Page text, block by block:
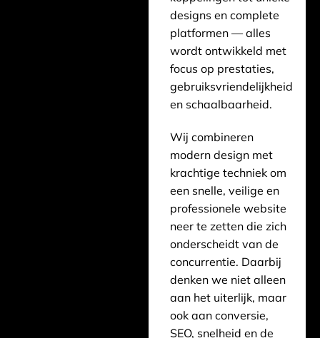
designs en complete
platformen — alles
wordt ontwikkeld met
focus op prestaties,
gebruiksvriendelijkheid
en schaalbaarheid.
Wij combineren
modern design met
krachtige techniek om
een snelle, veilige en
professionele website
neer te zetten die zich
onderscheidt van de
concurrentie. Daarbij
denken we niet alleen
aan het uiterlijk, maar
ook aan conversie,
SEO, snelheid en de